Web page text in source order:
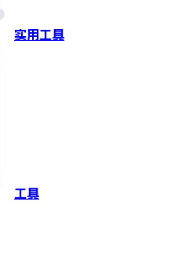
实用工具
工具